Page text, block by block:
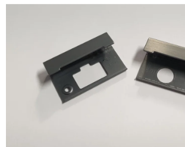
hvězdiček.